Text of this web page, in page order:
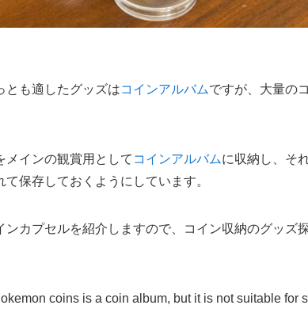
とも適したグッズはコインアルバムですが、大量の
メインの観賞用として コインアルバムに収納し、そ
保存しておくようにしています。
カプセルを紹介しますので、コイン収納のグッズ
coins is a coin album, but it is not suitable for